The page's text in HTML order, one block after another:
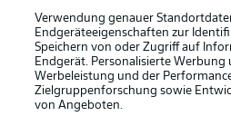
Metern.
Los geht's
Die Gäste aus Berlin stoßen
Verwendung genauer
Endgeräteeigenschaften zur
Speichern von oder Zugriff auf
Endgerät. Personalisierte Werbung
Werbeleistung und der
Zielgruppenforschung sowie
von Angeboten.